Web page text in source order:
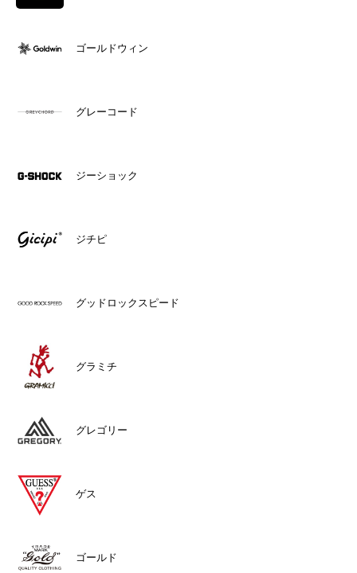
ゴールドウィン
グレーコード
ジーショック
ジチピ
グッドロックスピード
グラミチ
グレゴリー
ゲス
ゴールド